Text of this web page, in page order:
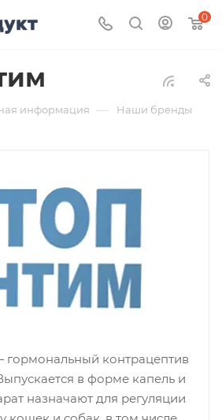
0
информация — Наши бренды
гормональный контрацептив
в форме капель и
назначают для регуляции